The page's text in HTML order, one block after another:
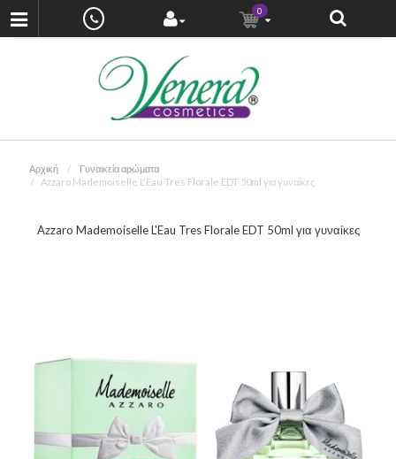
0
Αρχική
Γυναικεία αρώματα
Azzaro Mademoiselle L'Eau Tres Florale EDT 50ml για γυναίκες
Azzaro Mademoiselle L'Eau Tres Florale EDT 50ml για γυναίκες